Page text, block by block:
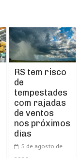
RS tem risco
de
tempestades
com rajadas
de ventos
nos próximos
dias
5 de agosto de